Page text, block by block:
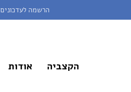
הרשמה לעדכונים
הקצביה אודות